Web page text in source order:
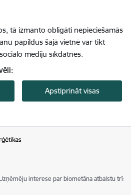
tā izmanto obligāti nepieciešamās
papildus šajā vietnē var tikt
mediju sīkdatnes.
Apstiprināt visas
interese par biometāna atbalstu